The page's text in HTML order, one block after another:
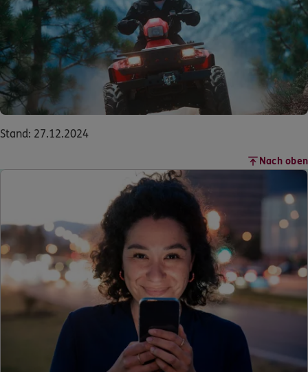
Stand: 27.12.2024
Nach oben